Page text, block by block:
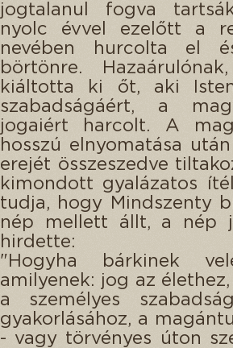
jogtalanul fogva
nyolc évvel ezelőtt a
nevében hurcolta el
börtönre.
kiáltotta ki őt, aki
szabadságáért, a
jogaiért harcolt. A
hosszú elnyomatása
erejét összeszedve
kimondott gyalázatos
tudja, hogy Mindszenty
nép mellett állt, a nép
hirdette:
"Hogyha bárkinek
amilyenek: jog az
a személyes
gyakorlásához, a
- vagy törvényes úton